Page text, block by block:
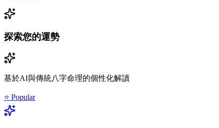
探索您的運勢
基於AI與傳統八字命理的個性化解讀
⭐ Popular